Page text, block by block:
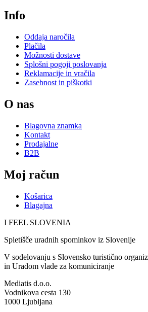
Info
Oddaja naročila
Plačila
Možnosti dostave
Splošni pogoji poslovanja
Reklamacije in vračila
Zasebnost in piškotki
O nas
Blagovna znamka
Kontakt
Prodajalne
B2B
Moj račun
Košarica
Blagajna
I FEEL SLOVENIA
Spletišče uradnih spominkov iz Slovenije
V sodelovanju s Slovensko turistično
in Uradom vlade za komuniciranje
Mediatis d.o.o.
Vodnikova cesta 130
1000 Ljubljana